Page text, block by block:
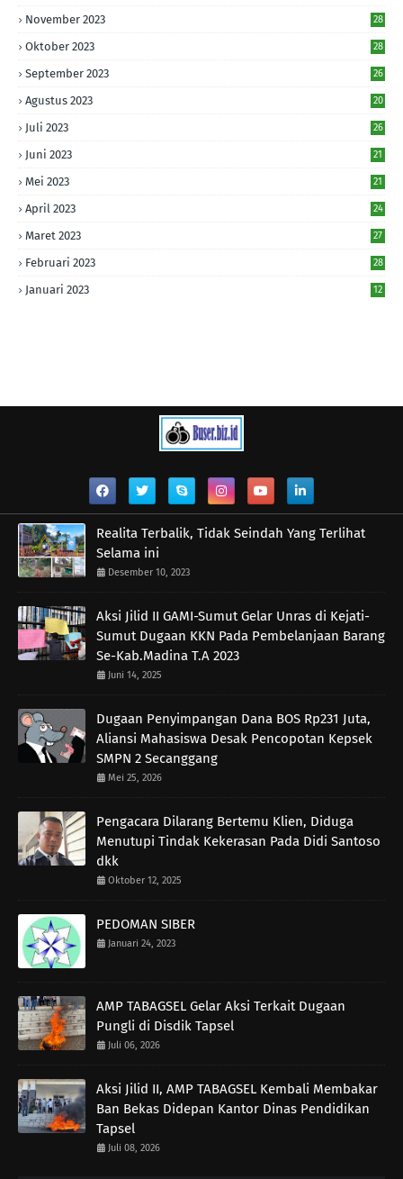
November 2023 28
Oktober 2023 28
September 2023 26
Agustus 2023 20
Juli 2023 26
Juni 2023 21
Mei 2023 21
April 2023 24
Maret 2023 27
Februari 2023 28
Januari 2023 12
Realita Terbalik, Tidak Seindah Yang Terlihat
Selama ini
Desember 10, 2023
Aksi Jilid II GAMI-Sumut Gelar Unras di Kejati-
Sumut Dugaan KKN Pada Pembelanjaan Barang
Se-Kab.Madina T.A 2023
Juni 14, 2025
Dugaan Penyimpangan Dana BOS Rp231 Juta,
Aliansi Mahasiswa Desak Pencopotan Kepsek
SMPN 2 Secanggang
Mei 25, 2026
Pengacara Dilarang Bertemu Klien, Diduga
Menutupi Tindak Kekerasan Pada Didi Santoso
dkk
Oktober 12, 2025
PEDOMAN SIBER
Januari 24, 2023
AMP TABAGSEL Gelar Aksi Terkait Dugaan
Pungli di Disdik Tapsel
Juli 06, 2026
Aksi Jilid II, AMP TABAGSEL Kembali Membakar
Ban Bekas Didepan Kantor Dinas Pendidikan
Tapsel
Juli 08, 2026